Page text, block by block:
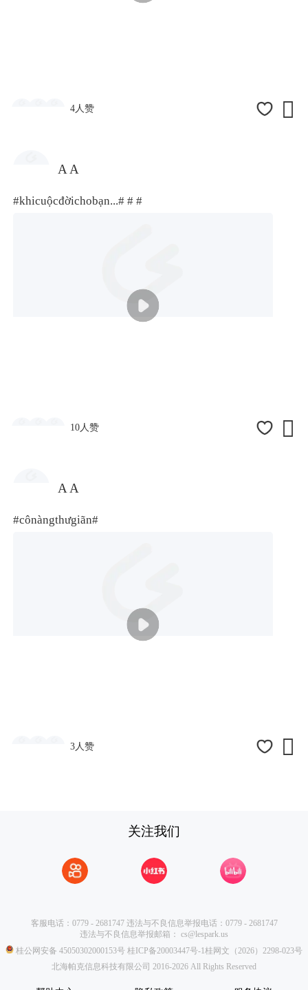
4人赞 
A A
#khicuộcđờichobạn...# # #
10人赞 
A A
#cônàngthưgiãn#
3人赞 
关注我们
客服电话：0779 - 2681747违法与不良信息举报电话：0779 - 2681747
违法与不良信息举报邮箱： cs@lespark.us
桂公网安备 45050302000153号桂ICP备20003447号-1桂网文（2026）2298-023号
北海帕克信息科技有限公司 2016-2026 All Rights Reserved